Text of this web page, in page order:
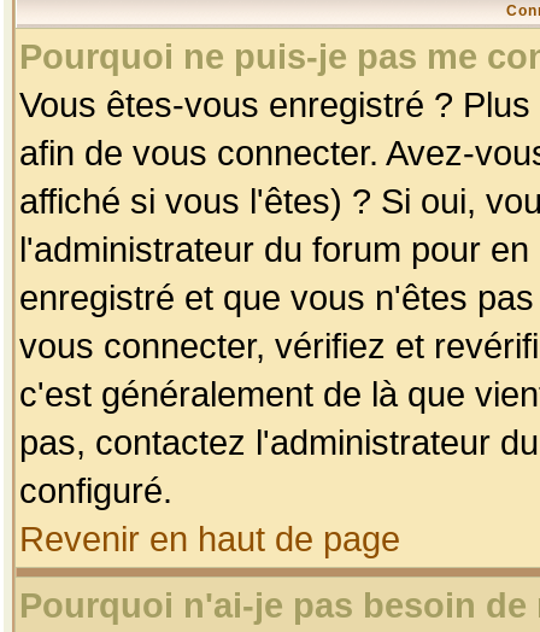
Pourquoi ne puis-je pas me
Vous êtes-vous enregistré ?
afin de vous connecter. Avez-
affiché si vous l'êtes) ? Si oui,
l'administrateur du forum pour
enregistré et que vous n'êtes
vous connecter, vérifiez et
c'est généralement de là que
pas, contactez l'administrateur
configuré.
Revenir en haut de page
Pourquoi n'ai-je pas besoin